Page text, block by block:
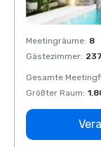
Meetingräume: 8
Gästezimmer: 237
Gesamte
Größter Raum: